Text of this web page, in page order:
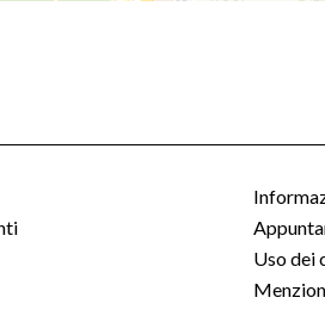
Uso dei